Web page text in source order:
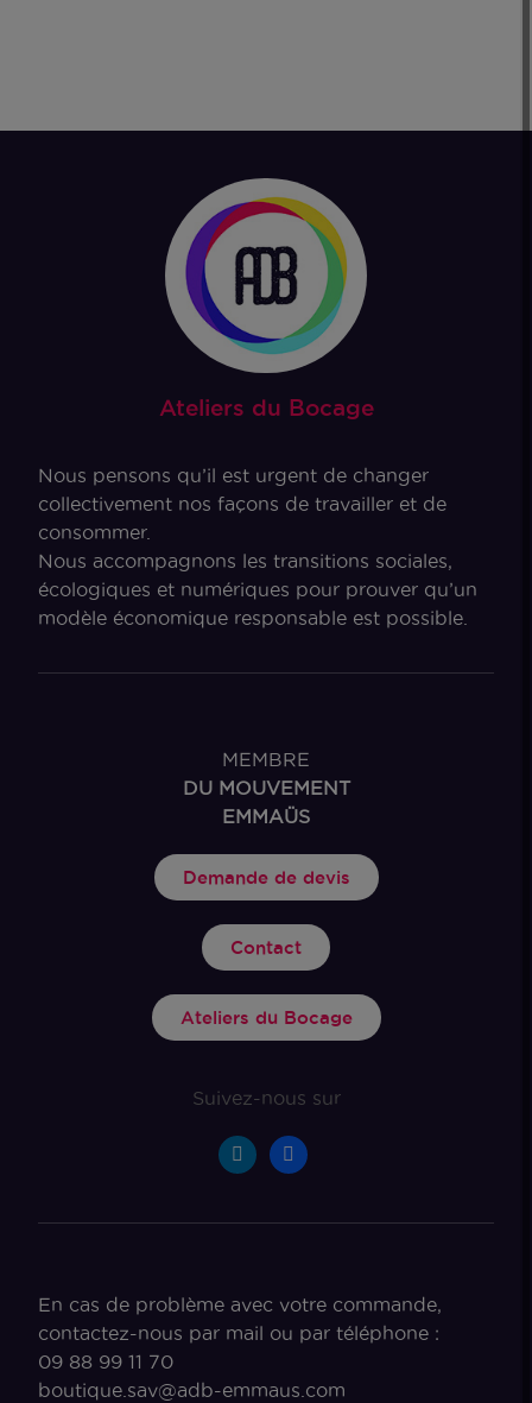
Ateliers du Bocage
Nous pensons qu’il est urgent de changer
collectivement nos façons de travailler et de
consommer.
Nous accompagnons les transitions sociales,
écologiques et numériques pour prouver qu’un
modèle économique responsable est possible.
MEMBRE
DU MOUVEMENT
EMMAÜS
Demande de devis
Contact
Ateliers du Bocage
Suivez-nous sur
En cas de problème avec votre commande,
contactez-nous par mail ou par téléphone :
09 88 99 11 70
boutique.sav@adb-emmaus.com